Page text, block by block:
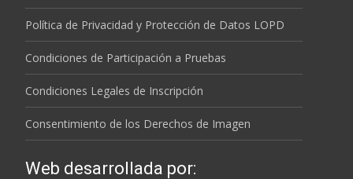
Política de Privacidad y Protección de Datos LOPD
Condiciones de Participación a Pruebas
Condiciones Legales de Inscripción
Consentimiento de los Derechos de Imagen
Web desarrollada por: